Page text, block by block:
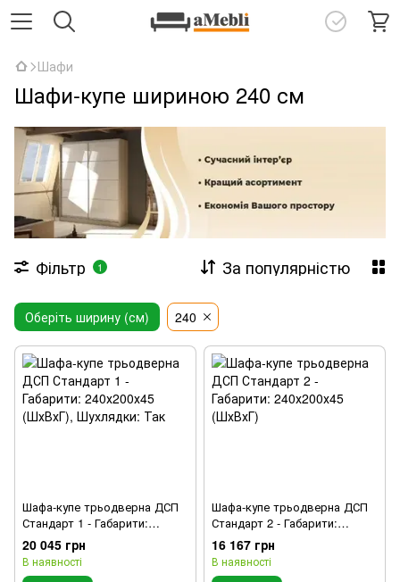
Шафи
Шафи-купе шириною 240 см
Фільтр 1 За популярністю
Оберіть ширину (см) 240
Шафа-купе трьодверна ДСП
Стандарт 1 - Габарити:
240х200х45 (ШхВхГ),
Шухлядки: Так
20 045 грн
В наявності
Шафа-купе трьодверна ДСП
Стандарт 2 - Габарити:
240х200х45 (ШхВхГ)
16 167 грн
В наявності